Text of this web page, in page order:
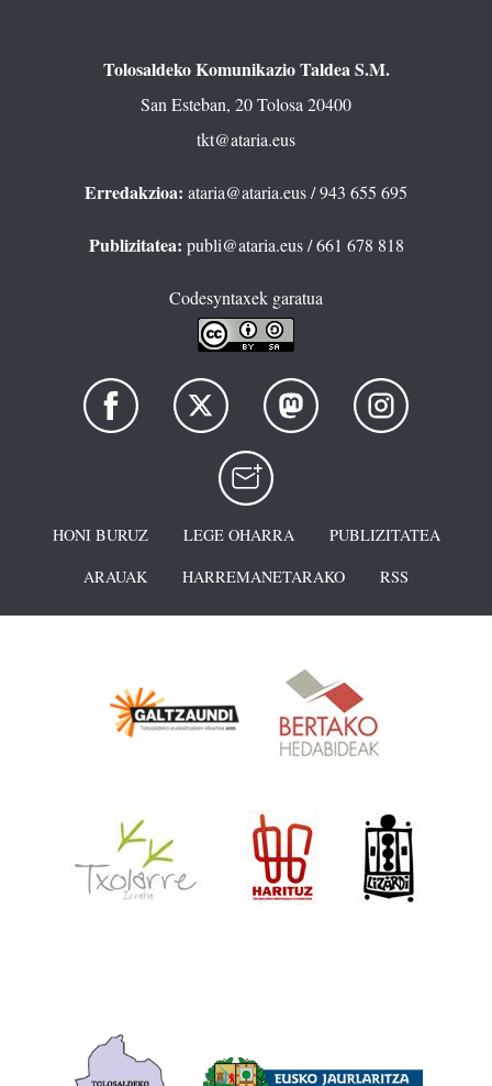
Tolosaldeko Komunikazio Taldea S.M.
San Esteban, 20 Tolosa 20400
tkt@ataria.eus
Erredakzioa: ataria@ataria.eus/ 943 655 695
Publizitatea: publi@ataria.eus/ 661 678 818
Codesyntaxek garatua
HONI BURUZ LEGE OHARRA
PUBLIZITATEA
ARAUAK
HARREMANETARAKO RSS